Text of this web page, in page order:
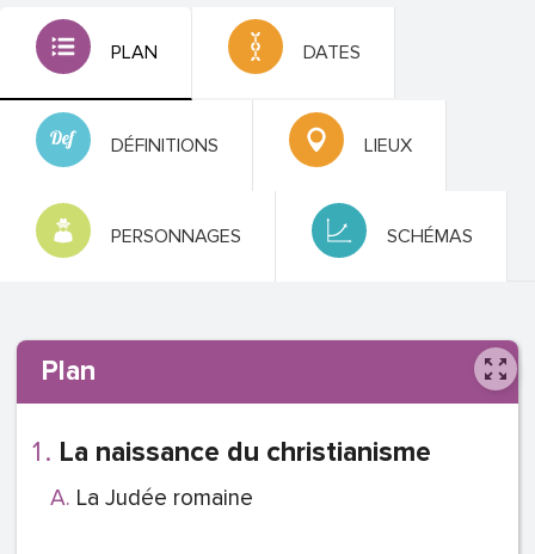
FICHES DE COURS
PLAN DATES
DÉFINITIONS LIEUX
PERSONNAGES SCHÉMAS
Plan
La naissance du christianisme
La Judée romaine